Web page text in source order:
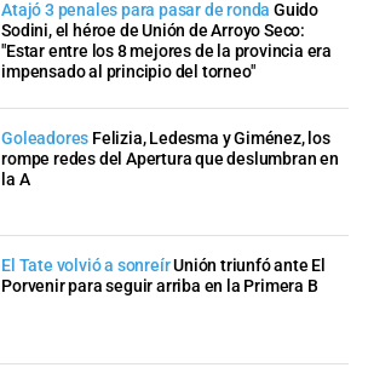
Atajó 3 penales para pasar de ronda Guido
Sodini, el héroe de Unión de Arroyo Seco:
"Estar entre los 8 mejores de la provincia era
impensado al principio del torneo"
Goleadores Felizia, Ledesma y Giménez, los
rompe redes del Apertura que deslumbran en
la A
El Tate volvió a sonreírUnión triunfó ante El
Porvenir para seguir arriba en la Primera B